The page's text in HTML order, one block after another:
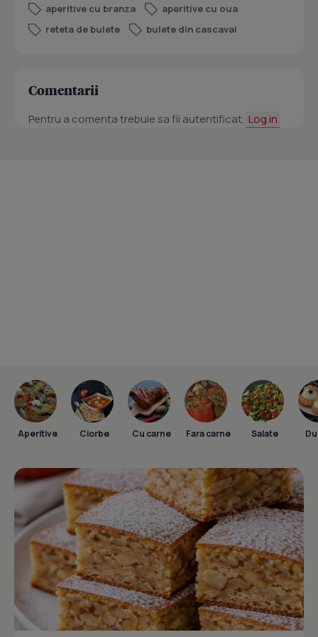
aperitive cu branza
aperitive cu oua
reteta de bulete
bulete din cascaval
Comentarii
Pentru a comenta trebuie sa fii autentificat. Log in
Aperitive Ciorbe Cu carne Fara carne Salate